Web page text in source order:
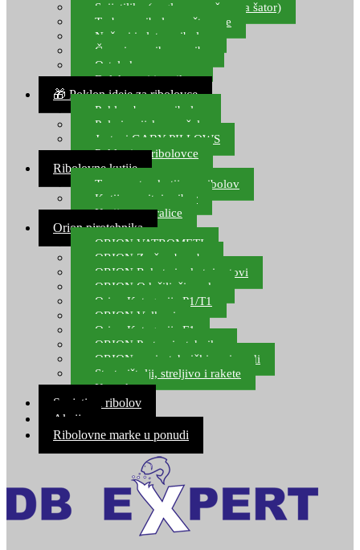
Svijetiljke (naglavne, ručne, za šator)
Torbe za ribolovne štapove
Noževi i alat za ribolov
Čamci za prihranu ribe
Ostala kamp oprema
Dalekozori i optika
🎁 Poklon ideje za ribolovce
Poklon bon za ribolov
Polarizacijske naočale
Jastuci GABY PILLOWS
Pokloni za ribolovce
Ribolovne kutije
Transportne kutije za ribolov
Kutije za sitni pribor
Kutije za varalice
Orion pirotehnika
ORION VATROMETI
ORION Zračne bombe
ORION Rakete i raketni setovi
ORION Odašiljači zvuka
Orion Kategorija P1/T1
ORION Vulkani
Orion Kategorija F1
ORION Party pirotehnika
ORION nepirotehnički proizvodi
Start pištolji, streljivo i rakete
Kontakt
Savjeti za ribolov
Akcija
Ribolovne marke u ponudi